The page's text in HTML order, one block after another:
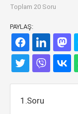
Toplam 20 Soru
PAYLAŞ:
1.Soru